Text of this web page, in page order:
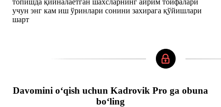
учун энг кам иш ўринлари сонини захирага қўйишлари
шарт
Davomini oʻqish uchun Kadrovik Pro ga obuna
boʻling